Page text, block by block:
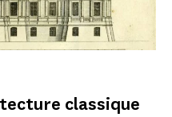
classique